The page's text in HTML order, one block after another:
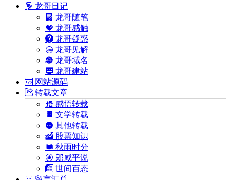
龙哥日记
龙哥随笔
龙哥感触
龙哥疑惑
龙哥见解
龙哥域名
龙哥建站
网站源码
转载文章
感悟转载
文学转载
其他转载
股票知识
秋雨时分
郎咸平说
世间百态